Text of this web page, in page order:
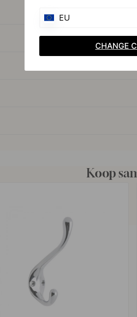
Koop
EU
CHANGE